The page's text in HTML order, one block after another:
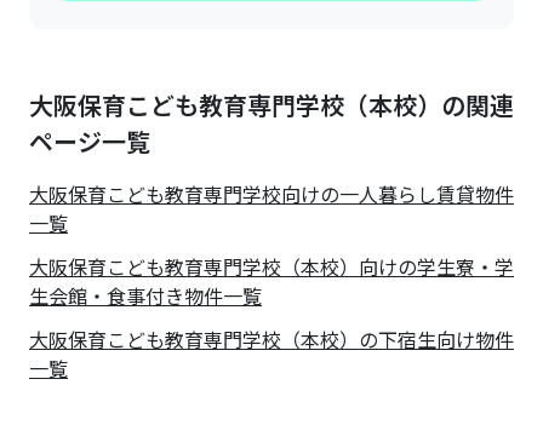
大阪保育こども教育専門学校（本校）の関連
ページ一覧
大阪保育こども教育専門学校向けの一人暮らし賃貸物件
一覧
大阪保育こども教育専門学校（本校）向けの学生寮・学
生会館・食事付き物件一覧
大阪保育こども教育専門学校（本校）の下宿生向け物件
一覧